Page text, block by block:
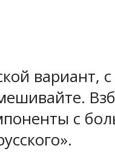
вариант,
с